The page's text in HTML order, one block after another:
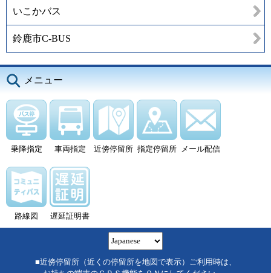
いこかバス
鈴鹿市C-BUS
メニュー
乗降指定 車両指定 近傍停留所 指定停留所 メール配信
路線図 遅延証明書
■近傍停留所（近くの停留所を地図で表示）ご利用時は、